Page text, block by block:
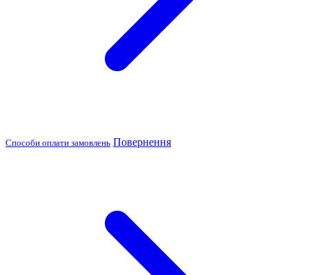
Способи оплати замовлень Повернення